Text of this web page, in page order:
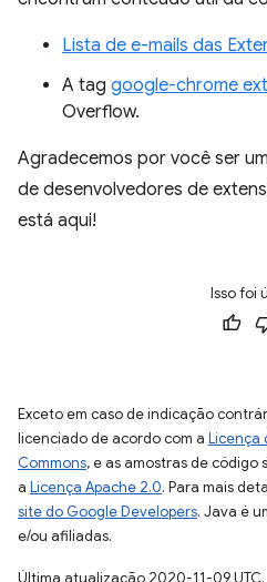
Lista de e-mails das
A tag google-chrome
Overflow.
Agradecemos por você ser
de desenvolvedores de
está aqui!
Isso foi
Exceto em caso de indicação
licenciado de acordo com a Licença
Commons, e as amostras de código
a Licença Apache 2.0. Para mais
site do Google Developers. Java é
e/ou afiliadas.
Última atualização 2020-11-09 UTC.